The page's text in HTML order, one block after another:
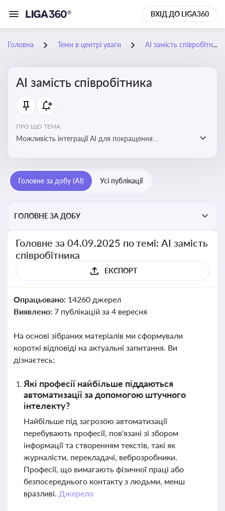
ВХІД ДО LIGA360
Головна Теми в центрі уваги АІ замість співробітника
АІ замість співробітника
ПРО ЩО ТЕМА:
Можливість інтеграції АІ для покращення
Головне за добу (AI) Усі публікації
ГОЛОВНЕ ЗА ДОБУ
Головне за 04.09.2025 по темі: АІ замість
співробітника
ЕКСПОРТ
Опрацьовано: 14260 джерел
Виявлено: 7 публікацій за 4 вересня
На основі зібраних матеріалів ми сформували
короткі відповіді на актуальні запитання. Ви
дізнаєтесь:
Які професії найбільше піддаються
автоматизації за допомогою штучного
інтелекту?
Найбільше під загрозою автоматизації
перебувають професії, пов'язані зі збором
інформації та створенням текстів, такі як
журналісти, перекладачі, веброзробники.
Професії, що вимагають фізичної праці або
безпосереднього контакту з людьми, менш
вразливі. Джерело